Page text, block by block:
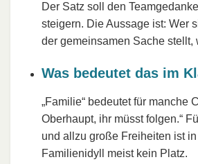
Der Satz soll den
steigern. Die Aussage ist: Wer
der gemeinsamen Sache stellt,
Was bedeutet das im
„Familie“ bedeutet für manche
Oberhaupt, ihr müsst folgen.“
und allzu große Freiheiten ist
Familienidyll meist kein Platz.